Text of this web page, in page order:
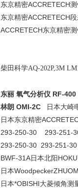
东京精密ACCRETECH
东京精密ACCRETECH
ACCRETECH东京精密
柴田科学AQ-202P,3M
东丽 氧气分析仪 RF-
林朗 OMI-2C
日本大崎
日本东京精密
293-250-30 293-
293-250-30 293-
BWF-31A日本北阳
日本
日本*OBISHI大菱倾角测